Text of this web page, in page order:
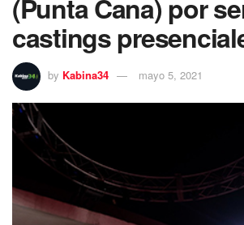
(Punta Cana) por
castings
by Kabina34 mayo 5, 2021